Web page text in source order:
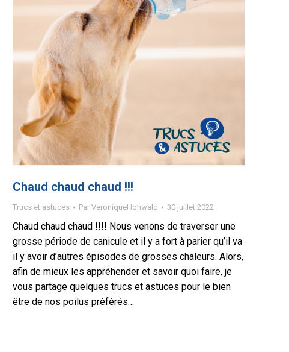
Chaud chaud chaud !!!
Trucs et astuces Par VeroniqueHohwald 30 juillet 2022
Chaud chaud chaud !!!! Nous venons de traverser une
grosse période de canicule et il y a fort à parier qu’il va
il y avoir d’autres épisodes de grosses chaleurs. Alors,
afin de mieux les appréhender et savoir quoi faire, je
vous partage quelques trucs et astuces pour le bien
être de nos poilus préférés…